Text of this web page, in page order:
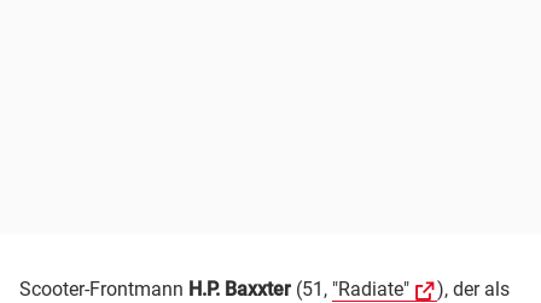
Scooter-Frontmann H.P. Baxxter (51, "Radiate"
), der als